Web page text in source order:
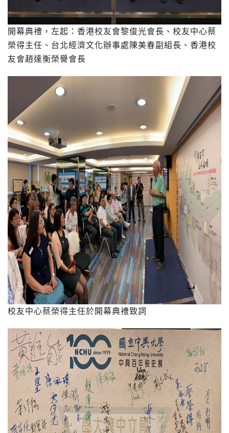
開幕典禮，左起：香港校友會黎俊光會長、校友中心蔡
榮得主任、台北經濟文化辦事處陳美春副組長、香港校
友會趙達衡榮譽會長
校友中心蔡榮得主任於開幕典禮致詞